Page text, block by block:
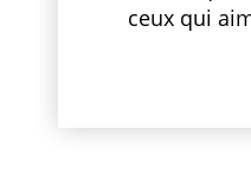
ceux qui